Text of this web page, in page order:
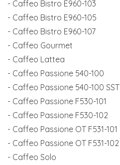
- Caffeo Bistro E960-103
- Caffeo Bistro E960-105
- Caffeo Bistro E960-107
- Caffeo Gourmet
- Caffeo Lattea
- Caffeo Passione 540-100
- Caffeo Passione 540-100 SST
- Caffeo Passione F530-101
- Caffeo Passione F530-102
- Caffeo Passione OT F531-101
- Caffeo Passione OT F531-102
- Caffeo Solo